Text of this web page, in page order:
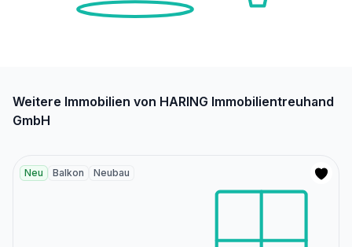
Weitere Immobilien von HARING Immobilientreuhand
GmbH
Neu Balkon Neubau